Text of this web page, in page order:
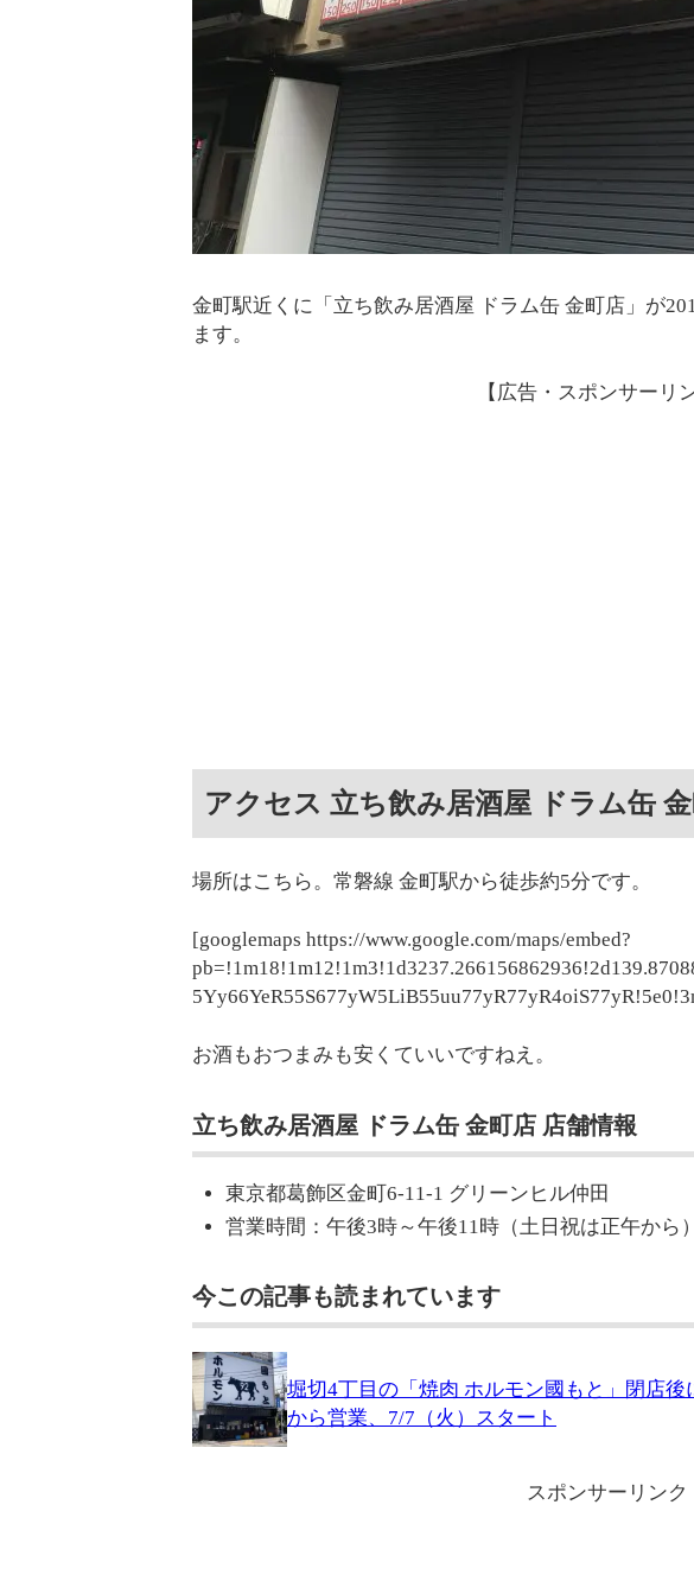
金町駅近くに「立ち飲み居酒屋 ドラム缶 金町店」が
ます。
【広告・スポンサーリ
アクセス 立ち飲み居酒屋 ドラム缶
場所はこちら。常磐線 金町駅から徒歩約5分です。
[googlemaps https://www.google.com/maps/embed?
お酒もおつまみも安くていいですねえ。
立ち飲み居酒屋 ドラム缶 金町店 店舗情報
東京都葛飾区金町6-11-1 グリーンヒル仲田
営業時間：午後3時～午後11時（土日祝は正午から）
今この記事も読まれています
堀切4丁目の「焼肉 ホルモン國もと」閉店
から営業、7/7（火）スタート
スポンサーリンク